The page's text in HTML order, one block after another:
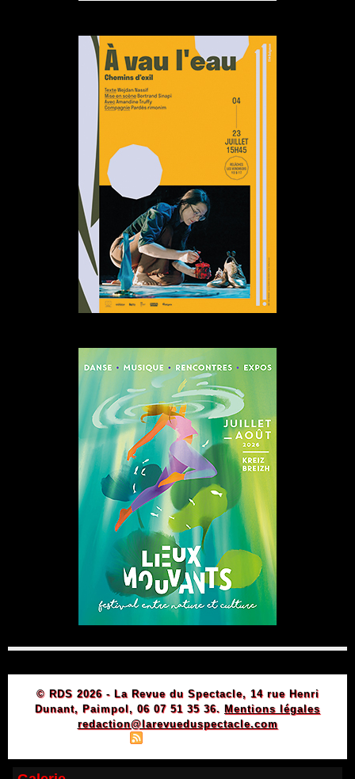
© RDS 2026 - La Revue du Spectacle, 14 rue Henri
Dunant, Paimpol, 06 07 51 35 36. Mentions légales
redaction@larevueduspectacle.com